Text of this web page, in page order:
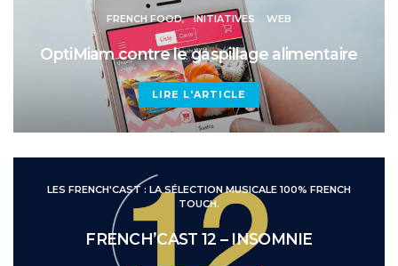
FRENCH FOOD INITIATIVES WEB
OptiMiam contre le gaspillage alimentaire
LIRE L'ARTICLE
LES FRENCH'CAST : LA SÉLECTION MUSICALE 100% FRENCH
TOUCH.
FRENCH’CAST 12 – INSOMNIE